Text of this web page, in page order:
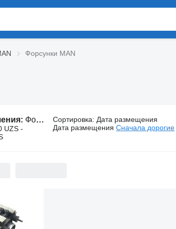
Форсунки MAN
Форсунки MAN
UZS -
Сортировка: Дата размещения
Дата размещения Сначала дорогие